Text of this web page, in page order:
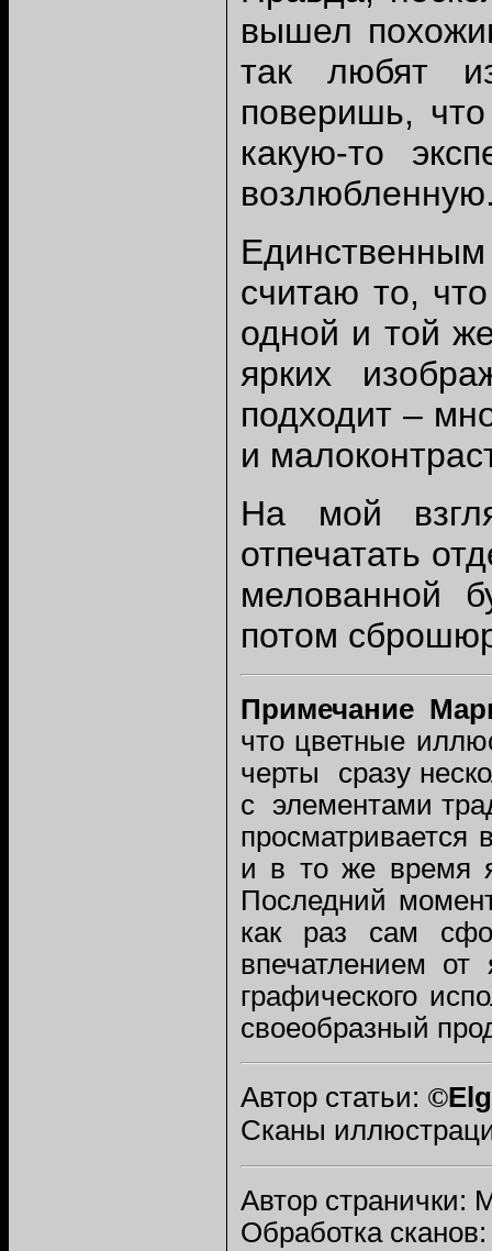
вышел
так любят
поверишь,
какую-то
считаю то,
одной и той
ярких
подходит –
и
На мой
отпечатать
мелованной
потом
Примечание
что цветные
черты сразу
с элементами
просматривается
и в то же время
Последний
как раз сам
впечатлением
графического
своеобразный
Автор статьи: ©
Сканы
Автор странички:
Обработка